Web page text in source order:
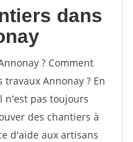
dans
? Comment
Annonay ? En
pas toujours
des chantiers à
d'aide aux artisans